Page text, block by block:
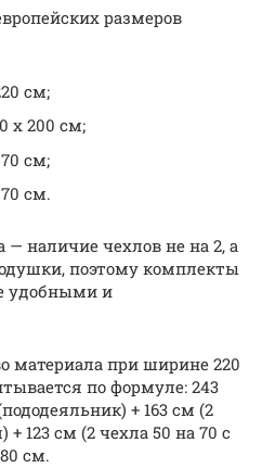
размеров
см;
х 200 см;
см;
см.
— наличие чехлов не на 2, а
поэтому комплекты
удобными и
материала при ширине 220
по формуле: 243
+ 163 см (2
+ 123 см (2 чехла 50 на 70 с
см.